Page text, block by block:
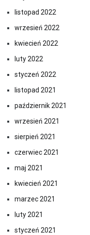
listopad 2022
wrzesień 2022
kwiecień 2022
luty 2022
styczeń 2022
listopad 2021
październik 2021
wrzesień 2021
sierpień 2021
czerwiec 2021
maj 2021
kwiecień 2021
marzec 2021
luty 2021
styczeń 2021